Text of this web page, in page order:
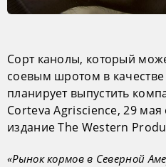
Сорт канолы, который
соевым шротом в
планирует выпустить
Corteva Agriscience, 29
издание The Western
«Рынок кормов в Северной